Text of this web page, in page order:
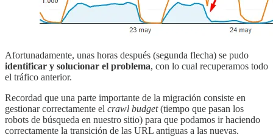
Afortunadamente, unas horas después (segunda flecha) se pudo
identificar y solucionar el problema, con lo cual recuperamos todo
el tráfico anterior.
Recordad que una parte importante de la migración consiste en
gestionar correctamente el crawl budget(tiempo que pasan los
robots de búsqueda en nuestro sitio) para que podamos ir haciendo
correctamente la transición de las URL antiguas a las nuevas.